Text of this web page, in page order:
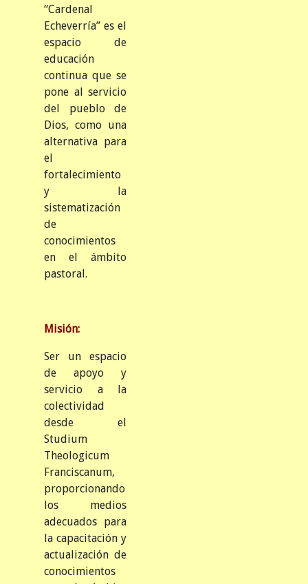
“Cardenal
Echeverría” es el
espacio de
educación
continua que se
pone al servicio
del pueblo de
Dios, como una
alternativa para
el
fortalecimiento
y la
sistematización
de
conocimientos
en el ámbito
pastoral.
Misión:
Ser un espacio
de apoyo y
servicio a la
colectividad
desde el
Studium
Theologicum
Franciscanum,
proporcionando
los medios
adecuados para
la capacitación y
actualización de
conocimientos